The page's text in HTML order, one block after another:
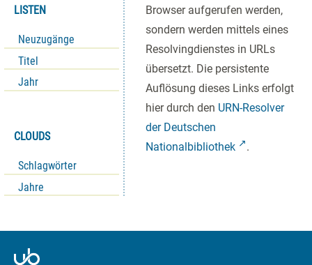
LISTEN
Neuzugänge
Titel
Jahr
CLOUDS
Schlagwörter
Jahre
Browser aufgerufen werden,
sondern werden mittels eines
Resolvingdienstes in URLs
übersetzt. Die persistente
Auflösung dieses Links erfolgt
hier durch den URN-Resolver
der Deutschen
Nationalbibliothek
.